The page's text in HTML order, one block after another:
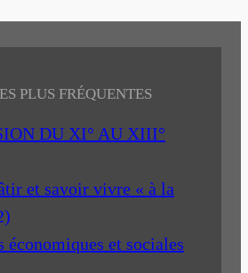
PLUS FRÉQUENTES
DU XI° AU XIII°
et savoir vivre « à la
économiques et sociales